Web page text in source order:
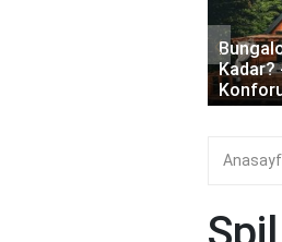
Kadar?
‹